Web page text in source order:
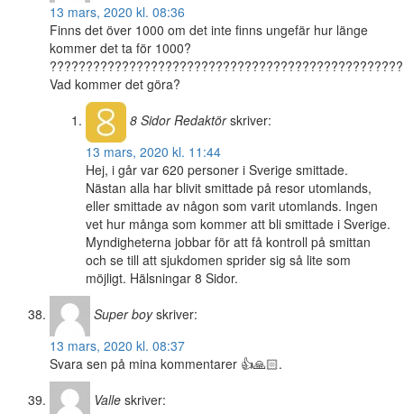
13 mars, 2020 kl. 08:36
Finns det över 1000 om det inte finns ungefär hur länge
kommer det ta för 1000?
?????????????????????????????????????????????????
Vad kommer det göra?
8 SidorRedaktör skriver:
13 mars, 2020 kl. 11:44
Hej, i går var 620 personer i Sverige smittade.
Nästan alla har blivit smittade på resor utomlands,
eller smittade av någon som varit utomlands. Ingen
vet hur många som kommer att bli smittade i Sverige.
Myndigheterna jobbar för att få kontroll på smittan
och se till att sjukdomen sprider sig så lite som
möjligt. Hälsningar 8 Sidor.
Super boy skriver:
13 mars, 2020 kl. 08:37
Svara sen på mina kommentarer 👍🙏🏻.
Valle skriver: